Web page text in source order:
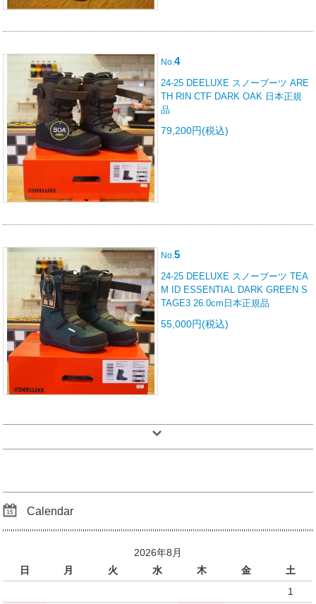
No.4
24-25 DEELUXE スノーブーツ ARE
TH RIN CTF DARK OAK 日本正規
品
79,200円(税込)
No.5
24-25 DEELUXE スノーブーツ TEA
M ID ESSENTIAL DARK GREEN S
TAGE3 26.0cm日本正規品
55,000円(税込)
Calendar
2026年8月
日
月 火 水 木 金
土
1